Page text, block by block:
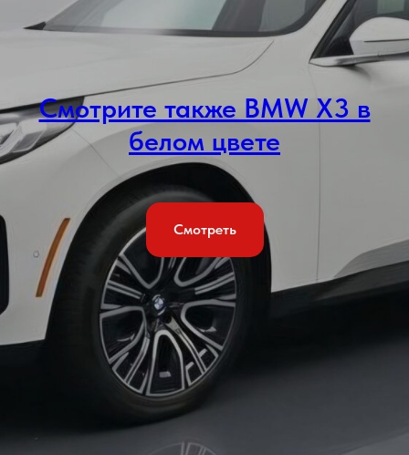
Смотрите также BMW X3 в
белом цвете
Смотреть